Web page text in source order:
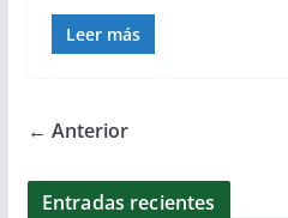
Leer más
← Anterior
Entradas recientes